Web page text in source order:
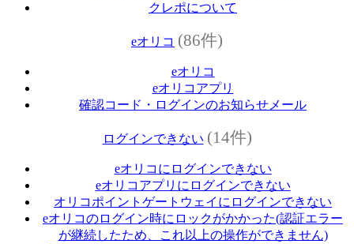
クレポについて
eオリコ (86件)
eオリコ
eオリコアプリ
確認コード・ログインのお知らせメール
ログインできない (14件)
eオリコにログインできない
eオリコアプリにログインできない
オリコポイントゲートウェイにログインできない
eオリコのログイン時にロックがかかった(認証エラー
が継続したため、これ以上の操作ができません)